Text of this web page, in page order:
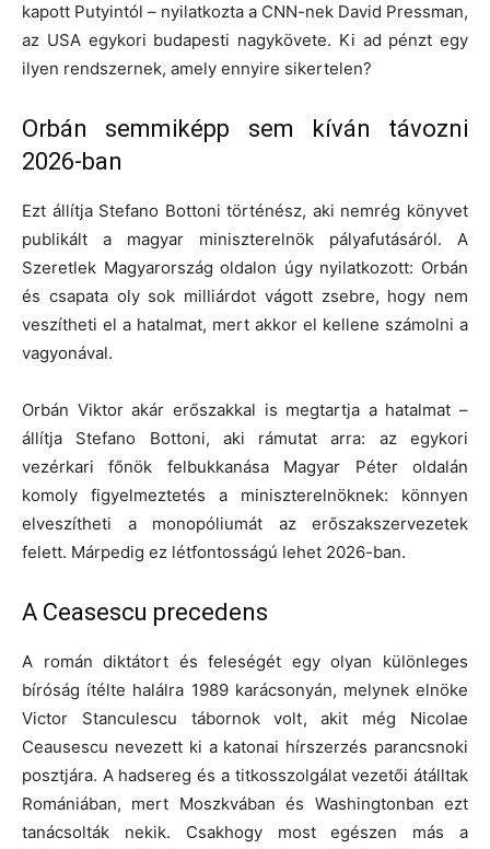
kapott Putyintól – nyilatkozta a CNN-nek David Pressman,
az USA egykori budapesti nagykövete. Ki ad pénzt egy
ilyen rendszernek, amely ennyire sikertelen?
Orbán semmiképp sem kíván távozni
2026-ban
Ezt állítja Stefano Bottoni történész, aki nemrég könyvet
publikált a magyar miniszterelnök pályafutásáról. A
Szeretlek Magyarország oldalon úgy nyilatkozott: Orbán
és csapata oly sok milliárdot vágott zsebre, hogy nem
veszítheti el a hatalmat, mert akkor el kellene számolni a
vagyonával.
Orbán Viktor akár erőszakkal is megtartja a hatalmat –
állítja Stefano Bottoni, aki rámutat arra: az egykori
vezérkari főnök felbukkanása Magyar Péter oldalán
komoly figyelmeztetés a miniszterelnöknek: könnyen
elveszítheti a monopóliumát az erőszakszervezetek
felett. Márpedig ez létfontosságú lehet 2026-ban.
A Ceasescu precedens
A román diktátort és feleségét egy olyan különleges
bíróság ítélte halálra 1989 karácsonyán, melynek elnöke
Victor Stanculescu tábornok volt, akit még Nicolae
Ceausescu nevezett ki a katonai hírszerzés parancsnoki
posztjára. A hadsereg és a titkosszolgálat vezetői átálltak
Romániában, mert Moszkvában és Washingtonban ezt
tanácsolták nekik. Csakhogy most egészen más a